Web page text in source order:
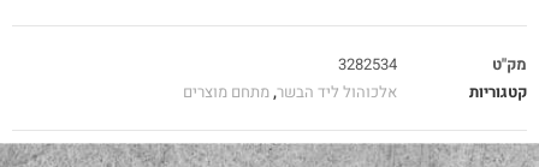
מק"ט
3282534
קטגוריות
אלכוהול ליד הבשר,מתחם מוצרים